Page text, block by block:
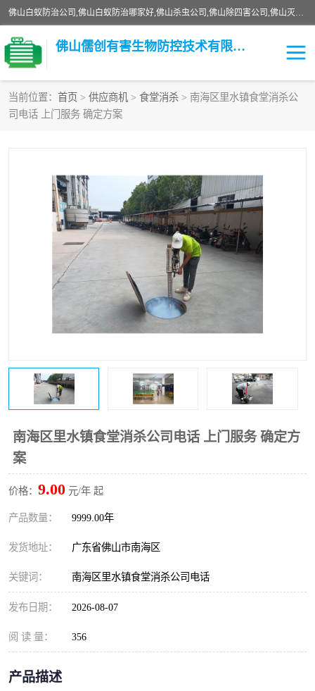
佛山白蚁防治公司,佛山白蚁防治哪家好,佛山杀虫公司,佛山除四害公司,佛山灭白蚁公司,佛山白蚁防治佛山儒创有害生物防治有限公司是一家佛山杀虫公司、佛山除四害公司、佛山灭白蚁公司、佛山白蚁防治公司，让您远离虫害困扰。要问佛山白蚁防治哪家好？佛山儒创有害生物防治有限公司全佛山、广州，正规公司，上门勘查，可靠，售后有保障。
佛山儒创有害生物防控技术有限公司
当前位置： 首页 > 供应商机 > 食堂消杀 > 南海区里水镇食堂消杀公
司电话 上门服务 确定方案
南海区里水镇食堂消杀公司电话 上门服务 确定方
案
价格： 9.00 元/年 起
产品数量： 9999.00年
发货地址： 广东省佛山市南海区
关键词： 南海区里水镇食堂消杀公司电话
发布日期： 2026-08-07
阅 读 量： 356
产品描述
白蚁消杀
除四害 食堂消杀
校园消杀 园区消杀
害虫防治